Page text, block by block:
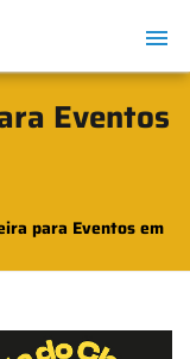
Eventos
para Eventos em